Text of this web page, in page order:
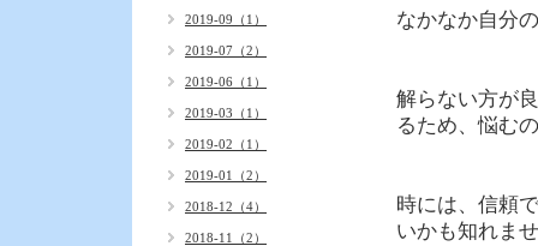
なかなか自分
解らない方が
るため、悩む
時には、信頼
いかも知れま
2019-09（1）
2019-07（2）
2019-06（1）
2019-03（1）
2019-02（1）
2019-01（2）
2018-12（4）
2018-11（2）